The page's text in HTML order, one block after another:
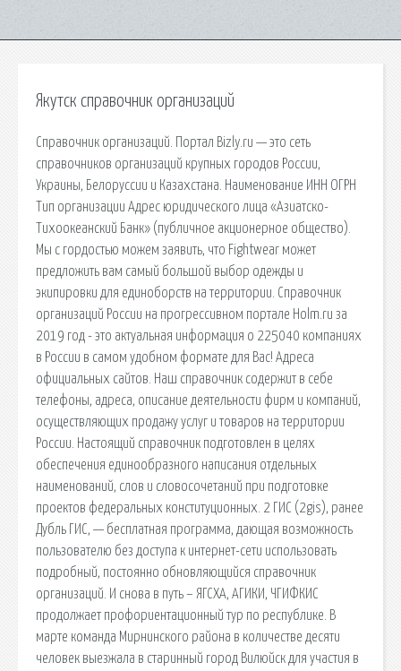
Якутск справочник организаций
Справочник организаций. Портал Bizly.ru — это сеть
справочников организаций крупных городов России,
Украины, Белоруссии и Казахстана. Наименование ИНН ОГРН
Тип организации Адрес юридического лица «Азиатско-
Тихоокеанский Банк» (публичное акционерное общество).
Мы с гордостью можем заявить, что Fightwear может
предложить вам самый большой выбор одежды и
экипировки для единоборств на территории. Справочник
организаций России на прогрессивном портале Holm.ru за
2019 год - это актуальная информация о 225040 компаниях
в России в самом удобном формате для Вас! Адреса
официальных сайтов. Наш справочник содержит в себе
телефоны, адреса, описание деятельности фирм и компаний,
осуществляющих продажу услуг и товаров на территории
России. Настоящий справочник подготовлен в целях
обеспечения единообразного написания отдельных
наименований, слов и словосочетаний при подготовке
проектов федеральных конституционных. 2 ГИС (2gis), ранее
Дубль ГИС, — бесплатная программа, дающая возможность
пользователю без доступа к интернет-сети использовать
подробный, постоянно обновляющийся справочник
организаций. И снова в путь – ЯГСХА, АГИКИ, ЧГИФКИС
продолжает профориентационный тур по республике. В
марте команда Мирнинского района в количестве десяти
человек выезжала в старинный город Вилюйск для участия в